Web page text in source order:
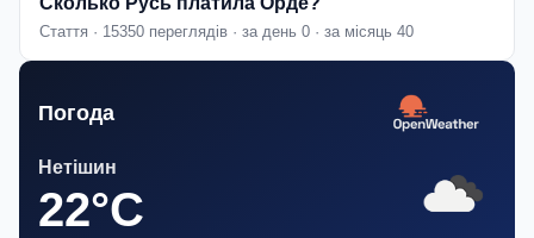
Стаття · 15350 переглядів · за день 0 · за місяць 40
Погода
Нетішин
22°C